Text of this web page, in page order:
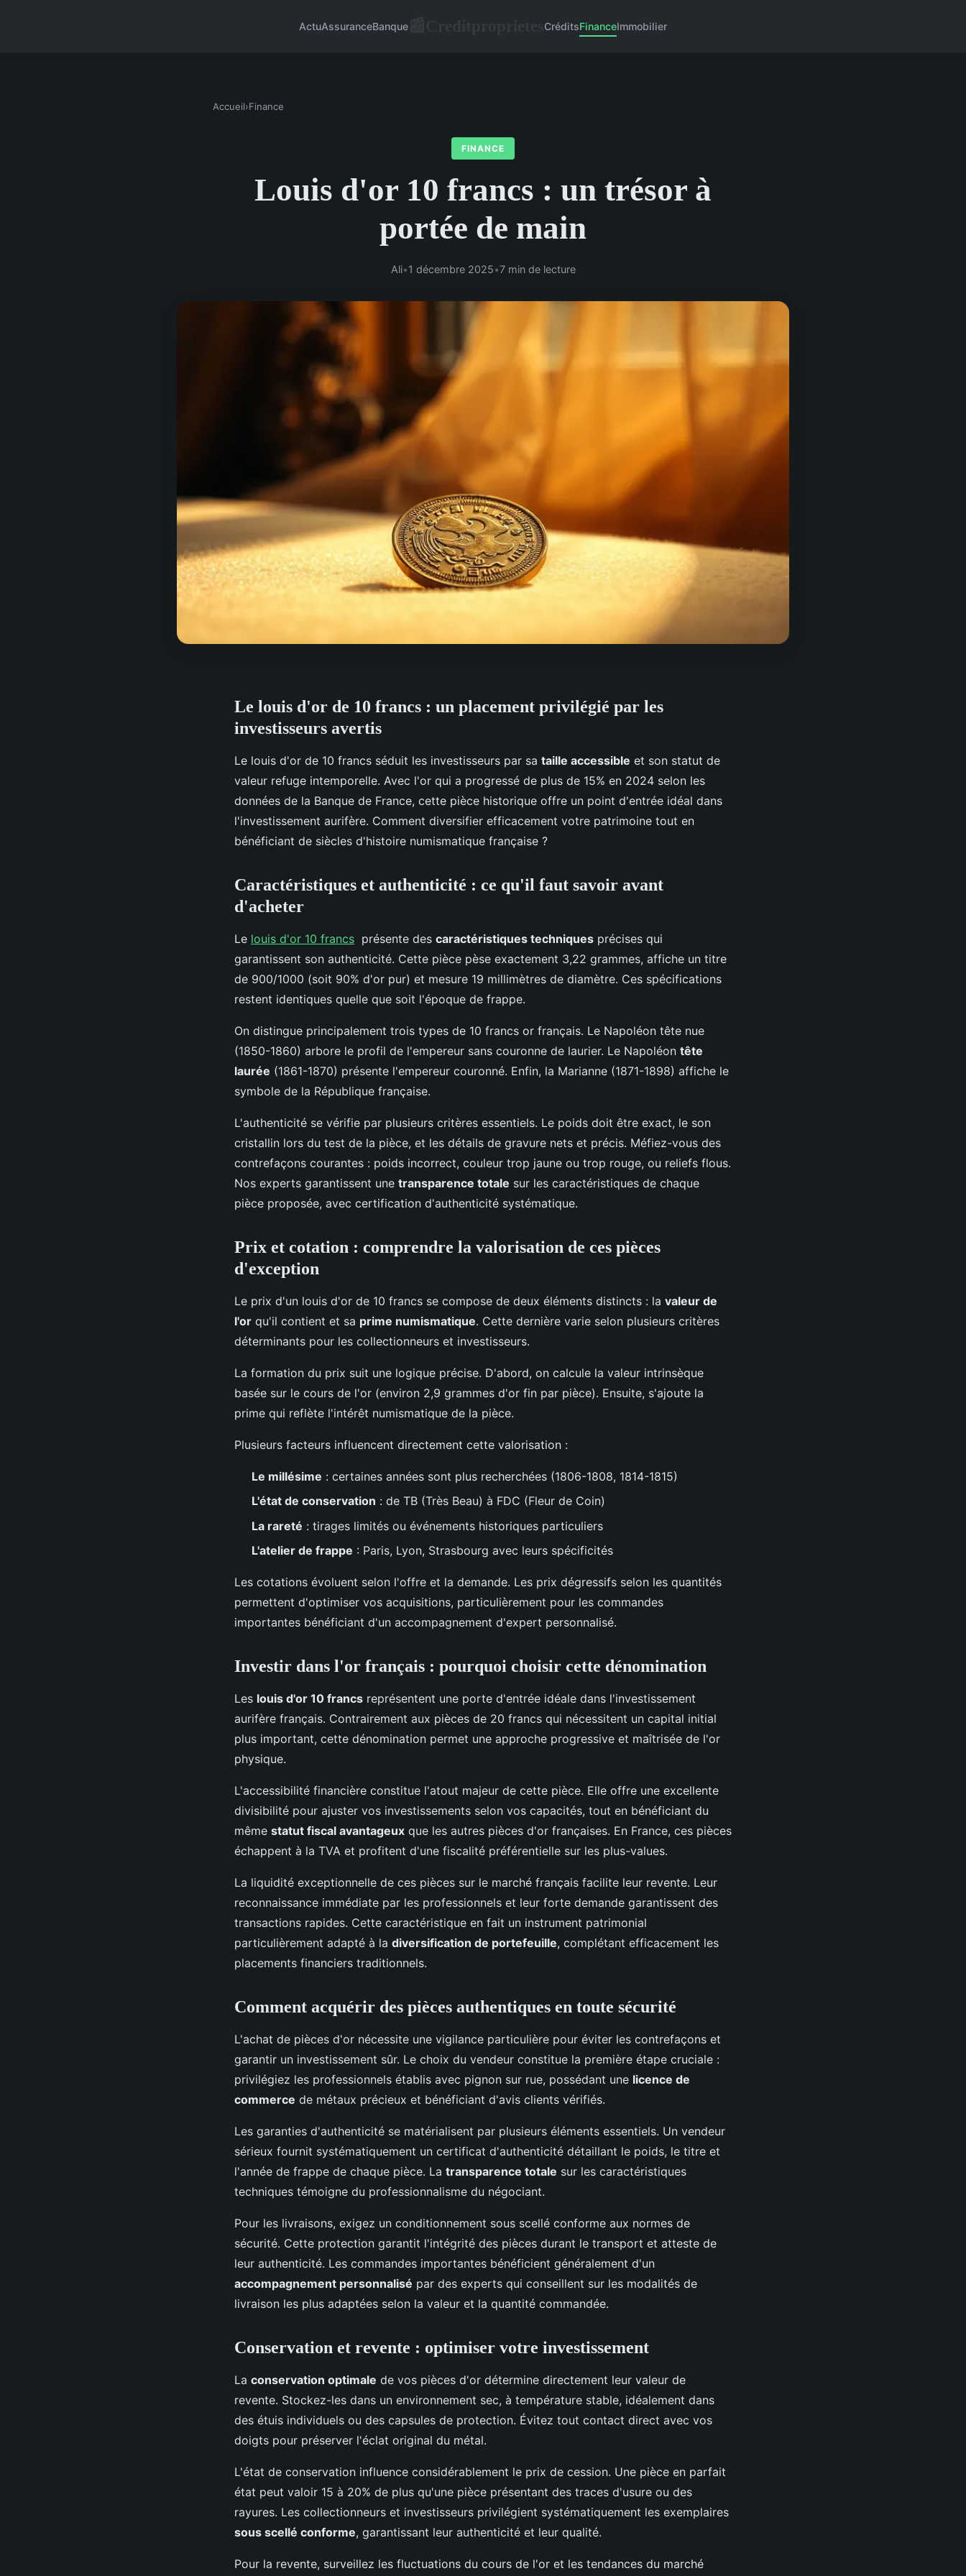
ActuAssuranceBanque CréditsFinanceImmobilier
Accueil›Finance
FINANCE
Louis d'or 10 francs : un trésor à
portée de main
Ali•1 décembre 2025•7 min de lecture
Le louis d'or de 10 francs : un placement privilégié par les
investisseurs avertis
Le louis d'or de 10 francs séduit les investisseurs par sa taille accessible et son statut de
valeur refuge intemporelle. Avec l'or qui a progressé de plus de 15% en 2024 selon les
données de la Banque de France, cette pièce historique offre un point d'entrée idéal dans
l'investissement aurifère. Comment diversifier efficacement votre patrimoine tout en
bénéficiant de siècles d'histoire numismatique française ?
Caractéristiques et authenticité : ce qu'il faut savoir avant
d'acheter
Le louis d'or 10 francs présente des caractéristiques techniques précises qui
garantissent son authenticité. Cette pièce pèse exactement 3,22 grammes, affiche un titre
de 900/1000 (soit 90% d'or pur) et mesure 19 millimètres de diamètre. Ces spécifications
restent identiques quelle que soit l'époque de frappe.
On distingue principalement trois types de 10 francs or français. Le Napoléon tête nue
(1850-1860) arbore le profil de l'empereur sans couronne de laurier. Le Napoléon tête
laurée (1861-1870) présente l'empereur couronné. Enfin, la Marianne (1871-1898) affiche le
symbole de la République française.
L'authenticité se vérifie par plusieurs critères essentiels. Le poids doit être exact, le son
cristallin lors du test de la pièce, et les détails de gravure nets et précis. Méfiez-vous des
contrefaçons courantes : poids incorrect, couleur trop jaune ou trop rouge, ou reliefs flous.
Nos experts garantissent une transparence totale sur les caractéristiques de chaque
pièce proposée, avec certification d'authenticité systématique.
Prix et cotation : comprendre la valorisation de ces pièces
d'exception
Le prix d'un louis d'or de 10 francs se compose de deux éléments distincts : la valeur de
l'or qu'il contient et sa prime numismatique. Cette dernière varie selon plusieurs critères
déterminants pour les collectionneurs et investisseurs.
La formation du prix suit une logique précise. D'abord, on calcule la valeur intrinsèque
basée sur le cours de l'or (environ 2,9 grammes d'or fin par pièce). Ensuite, s'ajoute la
prime qui reflète l'intérêt numismatique de la pièce.
Plusieurs facteurs influencent directement cette valorisation :
Le millésime : certaines années sont plus recherchées (1806-1808, 1814-1815)
L'état de conservation : de TB (Très Beau) à FDC (Fleur de Coin)
La rareté : tirages limités ou événements historiques particuliers
L'atelier de frappe : Paris, Lyon, Strasbourg avec leurs spécificités
Les cotations évoluent selon l'offre et la demande. Les prix dégressifs selon les quantités
permettent d'optimiser vos acquisitions, particulièrement pour les commandes
importantes bénéficiant d'un accompagnement d'expert personnalisé.
Investir dans l'or français : pourquoi choisir cette dénomination
Les louis d'or 10 francs représentent une porte d'entrée idéale dans l'investissement
aurifère français. Contrairement aux pièces de 20 francs qui nécessitent un capital initial
plus important, cette dénomination permet une approche progressive et maîtrisée de l'or
physique.
L'accessibilité financière constitue l'atout majeur de cette pièce. Elle offre une excellente
divisibilité pour ajuster vos investissements selon vos capacités, tout en bénéficiant du
même statut fiscal avantageux que les autres pièces d'or françaises. En France, ces pièces
échappent à la TVA et profitent d'une fiscalité préférentielle sur les plus-values.
La liquidité exceptionnelle de ces pièces sur le marché français facilite leur revente. Leur
reconnaissance immédiate par les professionnels et leur forte demande garantissent des
transactions rapides. Cette caractéristique en fait un instrument patrimonial
particulièrement adapté à la diversification de portefeuille, complétant efficacement les
placements financiers traditionnels.
Comment acquérir des pièces authentiques en toute sécurité
L'achat de pièces d'or nécessite une vigilance particulière pour éviter les contrefaçons et
garantir un investissement sûr. Le choix du vendeur constitue la première étape cruciale :
privilégiez les professionnels établis avec pignon sur rue, possédant une licence de
commerce de métaux précieux et bénéficiant d'avis clients vérifiés.
Les garanties d'authenticité se matérialisent par plusieurs éléments essentiels. Un vendeur
sérieux fournit systématiquement un certificat d'authenticité détaillant le poids, le titre et
l'année de frappe de chaque pièce. La transparence totale sur les caractéristiques
techniques témoigne du professionnalisme du négociant.
Pour les livraisons, exigez un conditionnement sous scellé conforme aux normes de
sécurité. Cette protection garantit l'intégrité des pièces durant le transport et atteste de
leur authenticité. Les commandes importantes bénéficient généralement d'un
accompagnement personnalisé par des experts qui conseillent sur les modalités de
livraison les plus adaptées selon la valeur et la quantité commandée.
Conservation et revente : optimiser votre investissement
La conservation optimale de vos pièces d'or détermine directement leur valeur de
revente. Stockez-les dans un environnement sec, à température stable, idéalement dans
des étuis individuels ou des capsules de protection. Évitez tout contact direct avec vos
doigts pour préserver l'éclat original du métal.
L'état de conservation influence considérablement le prix de cession. Une pièce en parfait
état peut valoir 15 à 20% de plus qu'une pièce présentant des traces d'usure ou des
rayures. Les collectionneurs et investisseurs privilégient systématiquement les exemplaires
sous scellé conforme, garantissant leur authenticité et leur qualité.
Pour la revente, surveillez les fluctuations du cours de l'or et les tendances du marché